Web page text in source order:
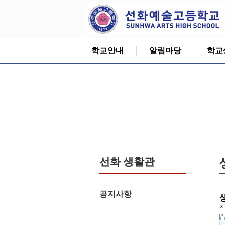
학교안내 알림마당 학교
선화 생활관
공지사항